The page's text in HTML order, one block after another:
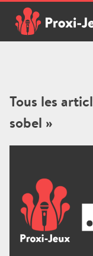
content
Tous les
sobel »